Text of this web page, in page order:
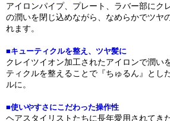
アイロンパイプ、プレート、ラバー部にク
の潤いを閉じ込めながら、なめらかでツヤ
れます。
■キューティクルを整え、ツヤ髪に
クレイツイオン加工されたアイロンで潤い
ティクルを整えることで『ちゅるん』とし
ルに。
■使いやすさにこだわった操作性
ヘアスタイリストたちに長年愛用されてき